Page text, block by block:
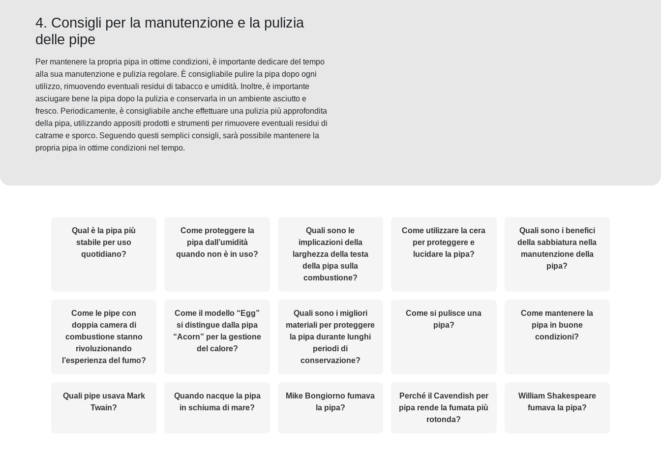
4. Consigli per la manutenzione e la pulizia
delle pipe
Per mantenere la propria pipa in ottime condizioni, è importante dedicare del tempo
alla sua manutenzione e pulizia regolare. È consigliabile pulire la pipa dopo ogni
utilizzo, rimuovendo eventuali residui di tabacco e umidità. Inoltre, è importante
asciugare bene la pipa dopo la pulizia e conservarla in un ambiente asciutto e
fresco. Periodicamente, è consigliabile anche effettuare una pulizia più approfondita
della pipa, utilizzando appositi prodotti e strumenti per rimuovere eventuali residui di
catrame e sporco. Seguendo questi semplici consigli, sarà possibile mantenere la
propria pipa in ottime condizioni nel tempo.
Qual è la pipa più
stabile per uso
quotidiano?
Come proteggere la
pipa dall’umidità
quando non è in uso?
Quali sono le
implicazioni della
larghezza della testa
della pipa sulla
combustione?
Come utilizzare la cera
per proteggere e
lucidare la pipa?
Quali sono i benefici
della sabbiatura nella
manutenzione della
pipa?
Come le pipe con
doppia camera di
combustione stanno
rivoluzionando
l’esperienza del fumo?
Come il modello “Egg”
si distingue dalla pipa
“Acorn” per la gestione
del calore?
Quali sono i migliori
materiali per proteggere
la pipa durante lunghi
periodi di
conservazione?
Come si pulisce una
pipa?
Come mantenere la
pipa in buone
condizioni?
Quali pipe usava Mark
Twain?
Quando nacque la pipa
in schiuma di mare?
Mike Bongiorno fumava
la pipa?
Perché il Cavendish per
pipa rende la fumata più
rotonda?
William Shakespeare
fumava la pipa?